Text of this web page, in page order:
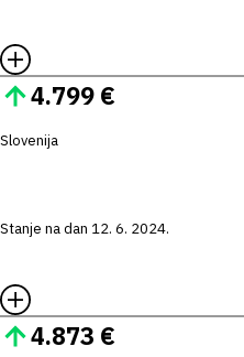
4.799 €
Slovenija
Stanje na dan 12. 6. 2024.
4.873 €